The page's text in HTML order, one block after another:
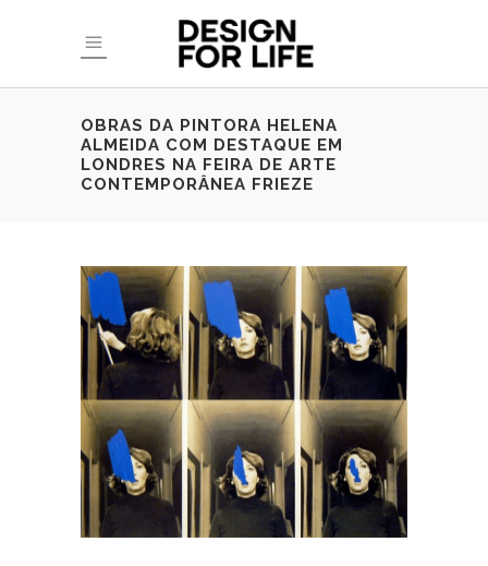
OBRAS DA PINTORA HELENA
ALMEIDA COM DESTAQUE EM
LONDRES NA FEIRA DE ARTE
CONTEMPORÂNEA FRIEZE